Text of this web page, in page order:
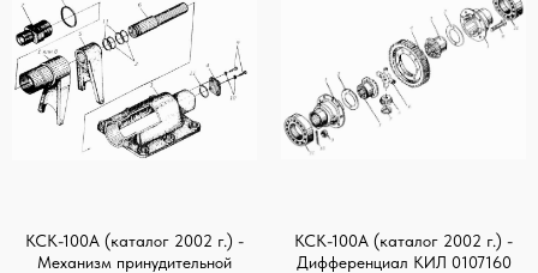
КСК-100А (каталог 2002 г.) -
Механизм принудительной
КСК-100А (каталог 2002 г.) -
Дифференциал КИЛ 0107160